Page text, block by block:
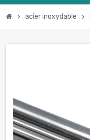
chevron_right acier inoxydable chevron_right